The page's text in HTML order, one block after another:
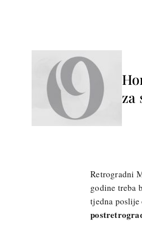
za
Retrogradni
godine treba
tjedna poslije